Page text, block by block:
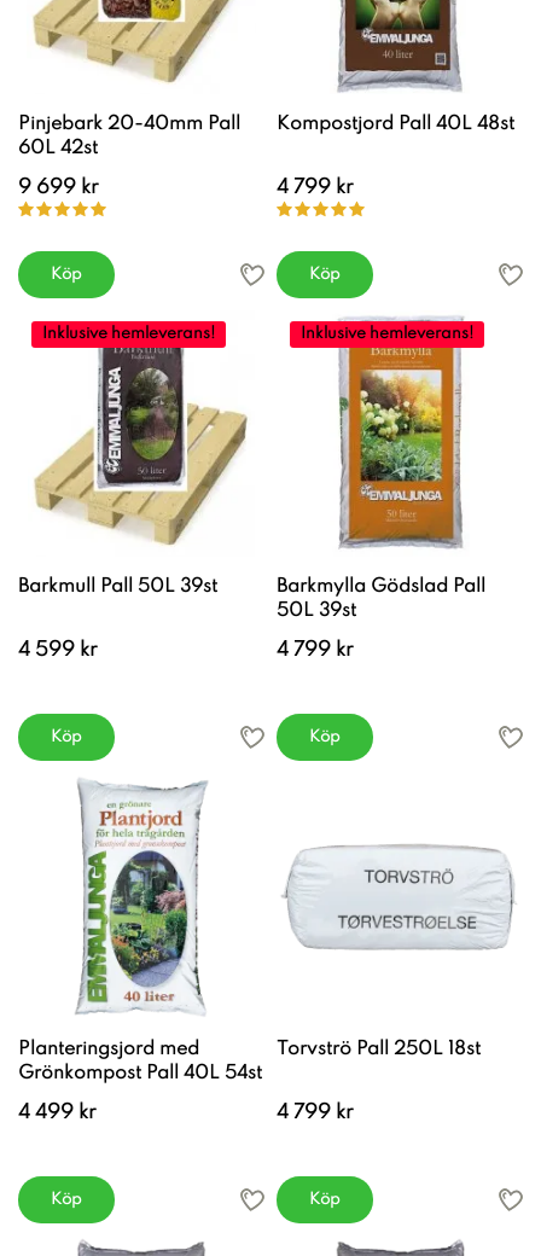
Pinjebark 20-40mm Pall
60L 42st
9 699 kr
Köp
Kompostjord Pall 40L 48st
4 799 kr
Köp
Inklusive hemleverans!
Barkmull Pall 50L 39st
4 599 kr
Köp
Inklusive hemleverans!
Barkmylla Gödslad Pall
50L 39st
4 799 kr
Köp
Planteringsjord med
Grönkompost Pall 40L 54st
4 499 kr
Köp
Torvströ Pall 250L 18st
4 799 kr
Köp